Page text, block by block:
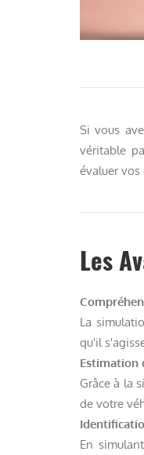
Si vous
véritable
évaluer
Les
La
qu'il
Estimation
Grâce à la
de votre
En